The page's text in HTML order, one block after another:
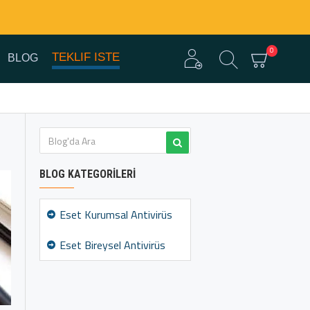
BLOG TEKLIF ISTE
0
BLOG KATEGORILERI
Eset Kurumsal Antivirüs
Eset Bireysel Antivirüs